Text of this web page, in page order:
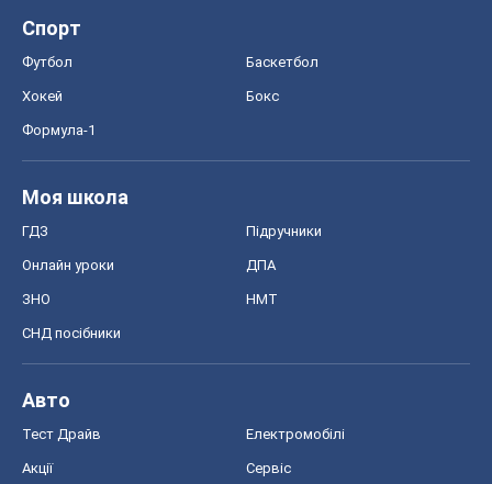
Спорт
Футбол Баскетбол
Хокей Бокс
Формула-1
Моя школа
ГДЗ Підручники
Онлайн уроки ДПА
ЗНО НМТ
СНД посібники
Авто
Тест Драйв Електромобілі
Акції Сервіс